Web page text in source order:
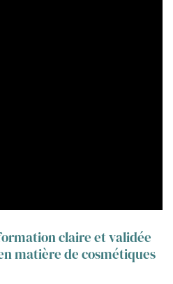
claire et validée
matière de cosmétiques